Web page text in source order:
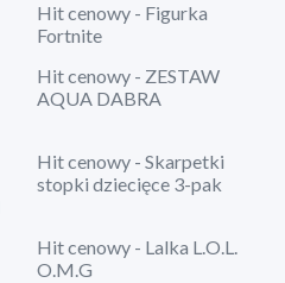
Hit cenowy - Figurka
Fortnite
Hit cenowy - ZESTAW
AQUA DABRA
Hit cenowy - Skarpetki
stopki dziecięce 3-pak
Hit cenowy - Lalka L.O.L.
O.M.G